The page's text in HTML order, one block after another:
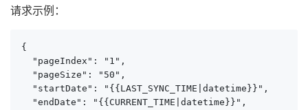
请求示例：
{
  "pageIndex": "1",
  "pageSize": "50",
  "startDate": "{{LAST_SYNC_TIME|datetime}}",
  "endDate": "{{CURRENT_TIME|datetime}}",